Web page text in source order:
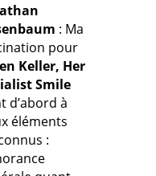
: Ma
pour
Keller, Her
Smile
d’abord à
éléments
: